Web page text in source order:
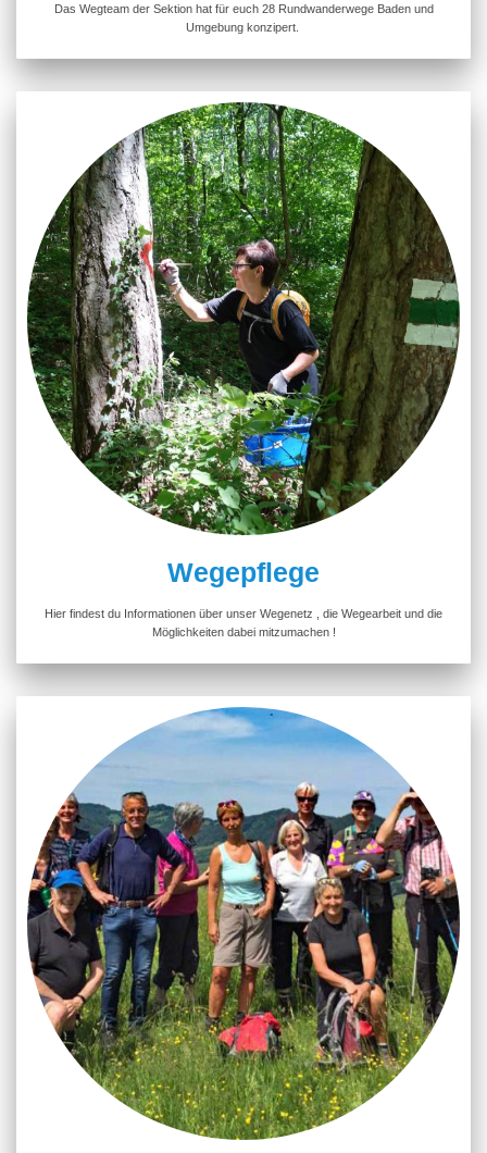
Das Wegteam der Sektion hat für euch 28 Rundwanderwege Baden und
Umgebung konzipert.
Wegepflege
Hier findest du Informationen über unser Wegenetz , die Wegearbeit und die
Möglichkeiten dabei mitzumachen !